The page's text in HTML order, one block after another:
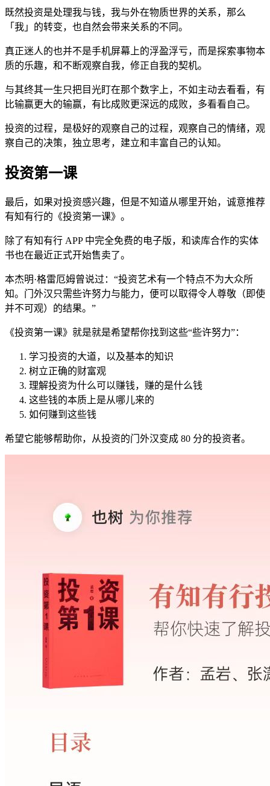
既然投资是处理我与钱，我与外在物质世界的关系，那么
「我」的转变，也自然会带来关系的不同。
真正迷人的也并不是手机屏幕上的浮盈浮亏，而是探索事物本
质的乐趣，和不断观察自我，修正自我的契机。
与其终其一生只把目光盯在那个数字上，不如主动去看看，有
比输赢更大的输赢，有比成败更深远的成败，多看看自己。
投资的过程，是极好的观察自己的过程，观察自己的情绪，观
察自己的决策，独立思考，建立和丰富自己的认知。
投资第一课
最后，如果对投资感兴趣，但是不知道从哪里开始，诚意推荐
有知有行的《投资第一课》。
除了有知有行 APP 中完全免费的电子版，和读库合作的实体
书也在最近正式开始售卖了。
本杰明·格雷厄姆曾说过：“投资艺术有一个特点不为大众所
知。门外汉只需些许努力与能力，便可以取得令人尊敬（即使
并不可观）的结果。”
《投资第一课》就是就是希望帮你找到这些“些许努力”：
学习投资的大道，以及基本的知识
树立正确的财富观
理解投资为什么可以赚钱，赚的是什么钱
这些钱的本质上是从哪儿来的
如何赚到这些钱
希望它能够帮助你，从投资的门外汉变成 80 分的投资者。